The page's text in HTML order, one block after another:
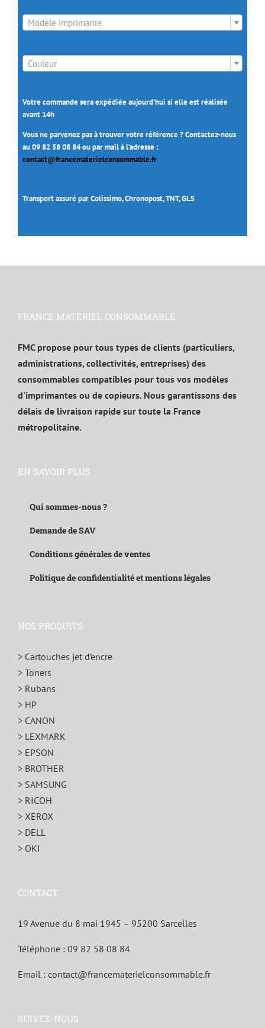
Modèle imprimante
Couleur
Votre commande sera expédiée aujourd’hui si elle est réalisée
avant 14h
Vous ne parvenez pas à trouver votre référence ? Contactez-nous
au 09 82 58 08 84 ou par mail à l’adresse :
contact@francematerielconsommable.fr
Transport assuré par Colissimo, Chronopost, TNT, GLS
FRANCE MATÉRIEL CONSOMMABLE
FMC propose pour tous types de clients (particuliers,
administrations, collectivités, entreprises) des
consommables compatibles pour tous vos modèles
d'imprimantes ou de copieurs. Nous garantissons des
délais de livraison rapide sur toute la France
métropolitaine.
EN SAVOIR PLUS
Qui sommes-nous ?
Demande de SAV
Conditions générales de ventes
Politique de confidentialité et mentions légales
NOS PRODUITS
> Cartouches jet d’encre
> Toners
> Rubans
> HP
> CANON
> LEXMARK
> EPSON
> BROTHER
> SAMSUNG
> RICOH
> XEROX
> DELL
> OKI
CONTACT
19 Avenue du 8 mai 1945 – 95200 Sarcelles
Téléphone : 09 82 58 08 84
Email : contact@francematerielconsommable.fr
SUIVEZ-NOUS